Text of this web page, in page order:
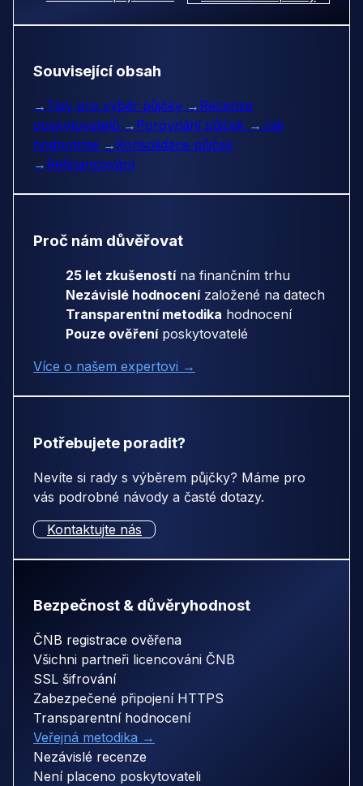
Související obsah
→ Tipy pro výběr půjčky → Recenze
poskytovatelů → Porovnání půjček →Jak
hodnotíme → Konsolidace půjček
→ Refinancování
Proč nám důvěřovat
25 let zkušenostína finančním trhu
Nezávislé hodnocenízaložené na datech
Transparentní metodika hodnocení
Pouze ověřeníposkytovatelé
Více o našem expertovi →
Potřebujete poradit?
Nevíte si rady s výběrem půjčky? Máme pro
vás podrobné návody a časté dotazy.
Kontaktujte nás
Bezpečnost & důvěryhodnost
ČNB registrace ověřena
Všichni partneři licencováni ČNB
SSL šifrování
Zabezpečené připojení HTTPS
Transparentní hodnocení
Veřejná metodika →
Nezávislé recenze
Není placeno poskytovateli